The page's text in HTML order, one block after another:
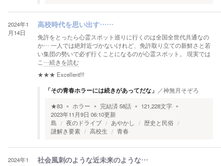
2024年1
月14日
高校時代を思い出す……
免許をとったら心霊スポット巡りに行くのは全国全世代共通なの
か… 一人では絶対近づかないけれど、免許取り立ての新鮮さと若
い集団の勢いで必ず行くことになるのが心霊スポット。 現実では
こ …続きを読む
★★★ Excellent!!!
「その青春ホラーには続きがあってだな」 ／神無月そぞろ
★83 ホラー 完結済58話 121,228文字
2023年11月9日 06:10更新
島
夜のドライブ あやかし
歴史と民俗
謎解き要素
高校生 青春
2024年1
社会風刺のような近未来のような…